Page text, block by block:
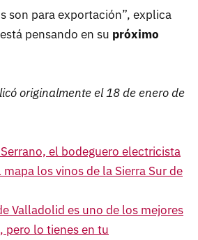
son para exportación”, explica
pensando en su próximo
originalmente el 18 de enero de
el bodeguero electricista
los vinos de la Sierra Sur de
Valladolid es uno de los mejores
pero lo tienes en tu